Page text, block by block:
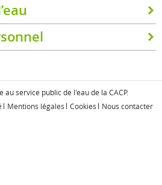
au service public de l'eau de la CACP.
Mentions légales Cookies Nous contacter